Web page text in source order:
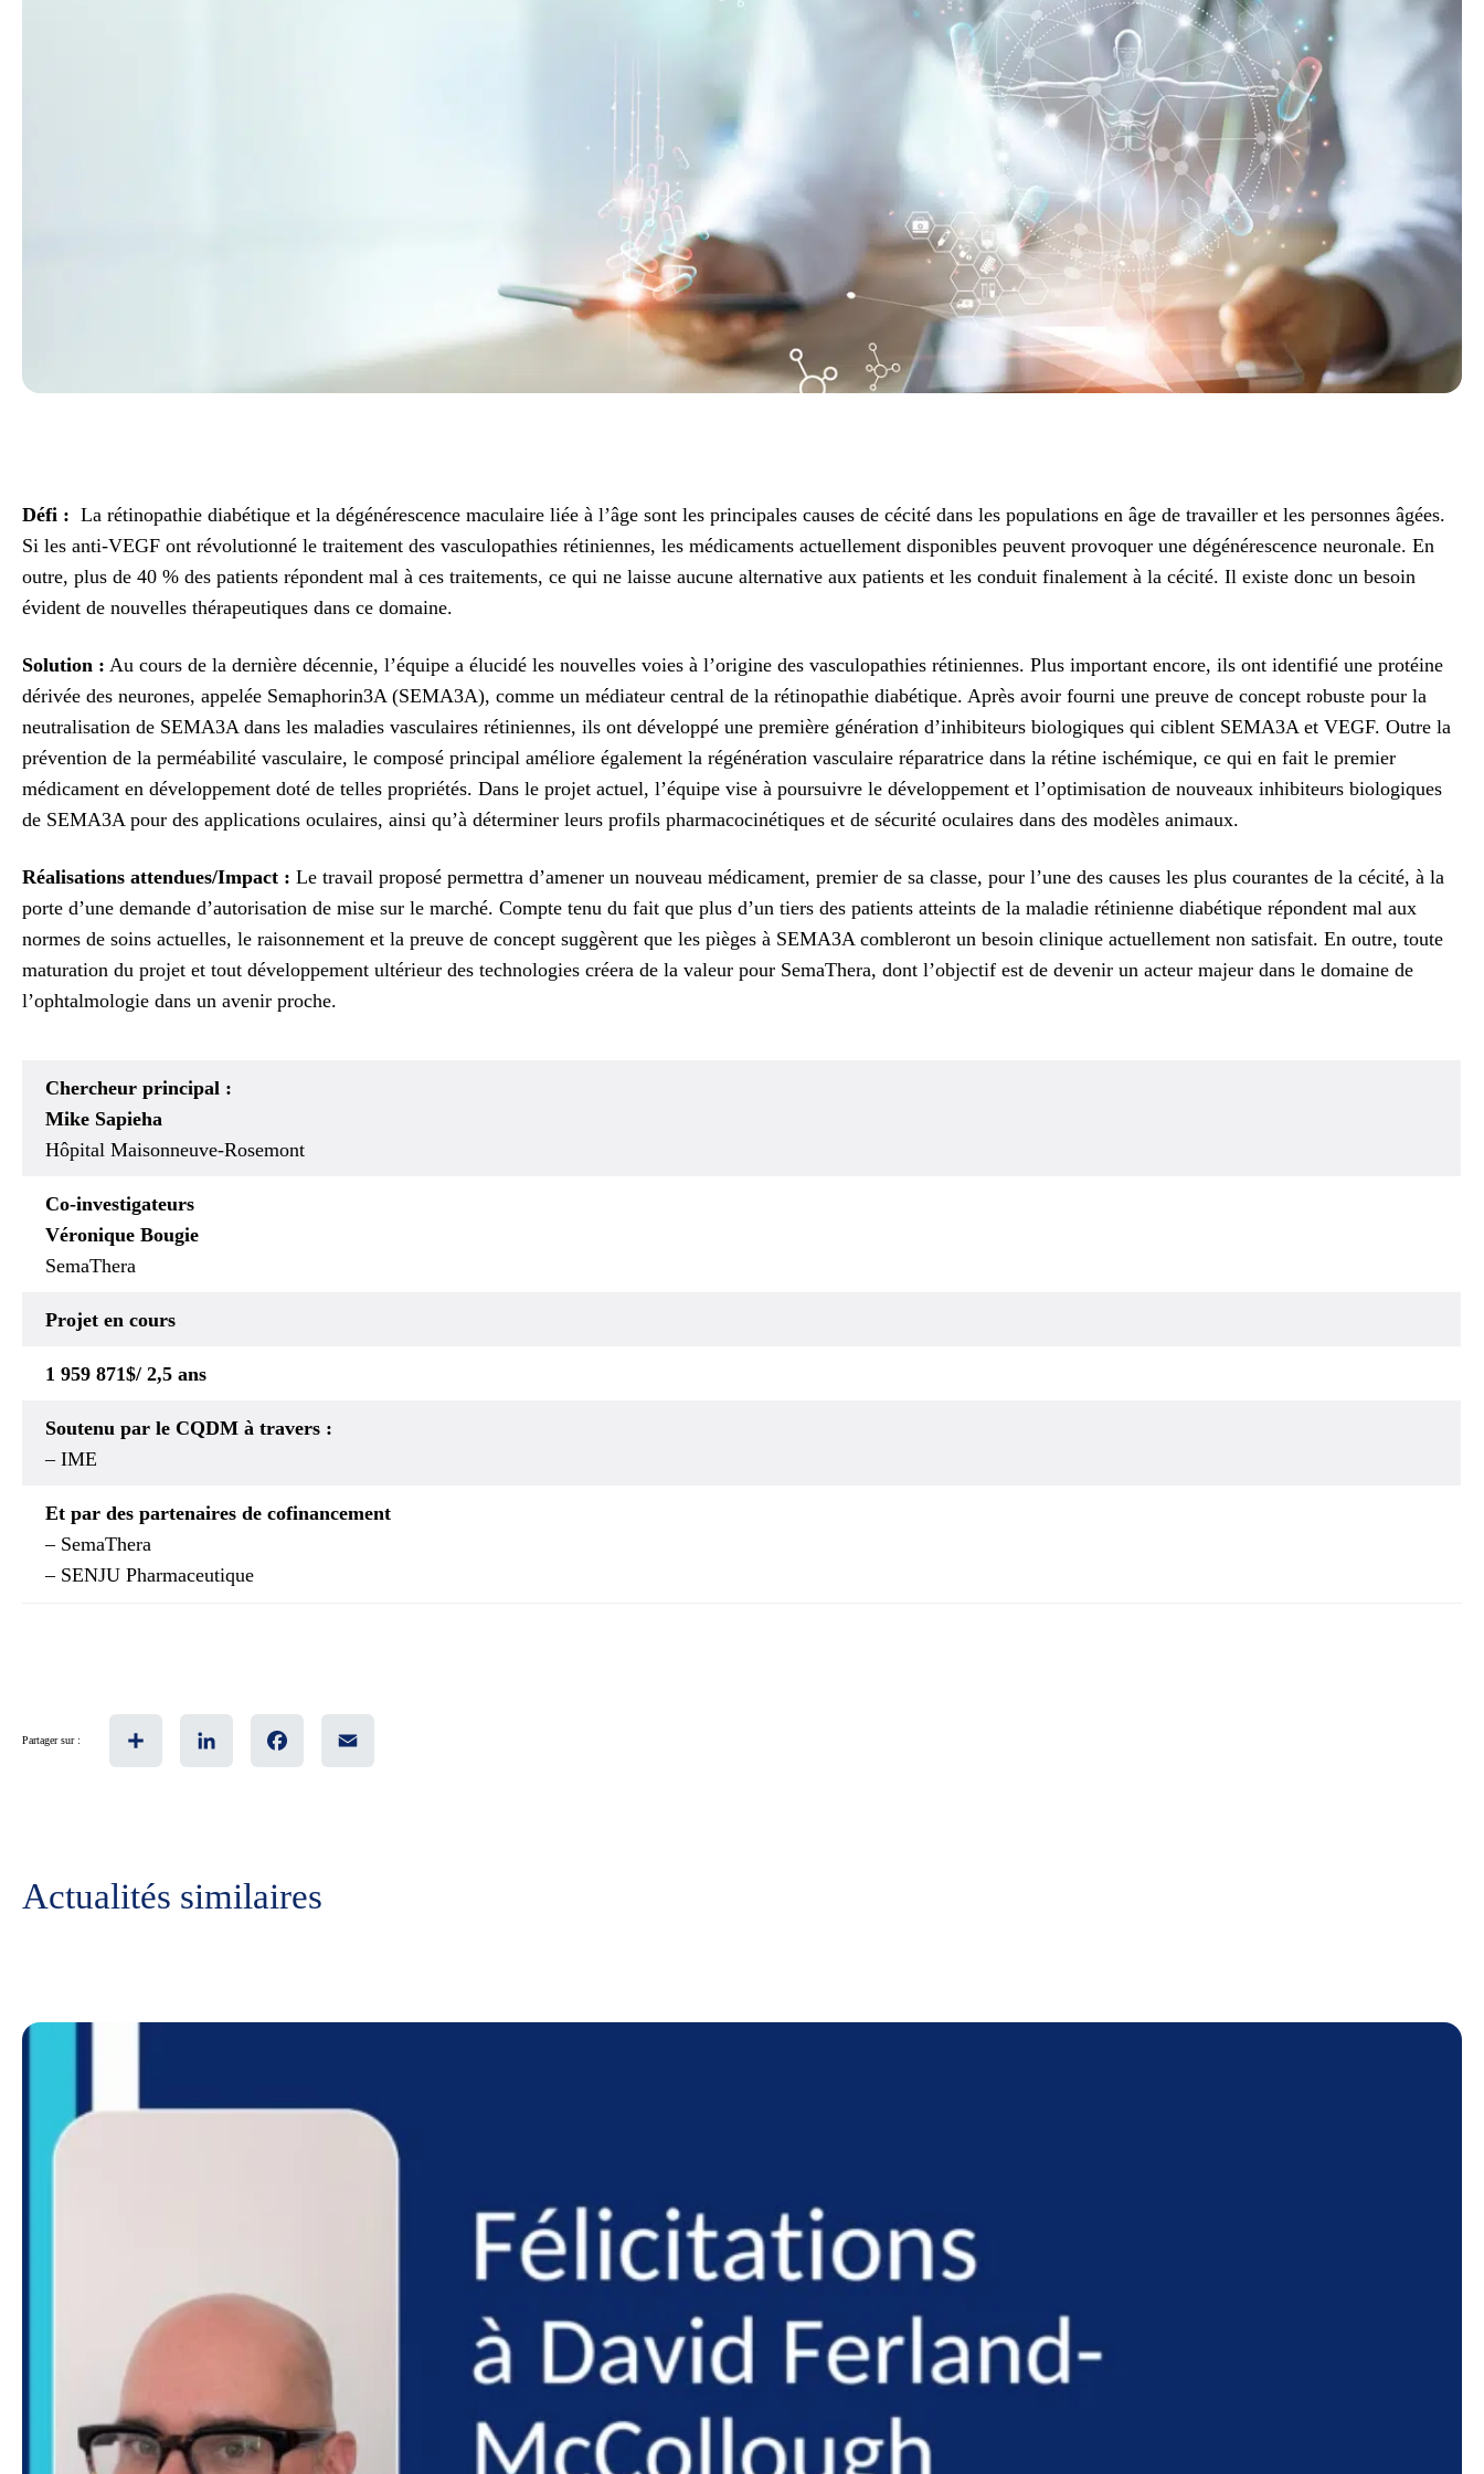
Défi : La rétinopathie diabétique et la dégénérescence maculaire liée à l’âge sont les principales causes de cécité dans les populations en âge de travailler et les personnes âgées.
Si les anti-VEGF ont révolutionné le traitement des vasculopathies rétiniennes, les médicaments actuellement disponibles peuvent provoquer une dégénérescence neuronale. En
outre, plus de 40 % des patients répondent mal à ces traitements, ce qui ne laisse aucune alternative aux patients et les conduit finalement à la cécité. Il existe donc un besoin
évident de nouvelles thérapeutiques dans ce domaine.
Solution : Au cours de la dernière décennie, l’équipe a élucidé les nouvelles voies à l’origine des vasculopathies rétiniennes. Plus important encore, ils ont identifié une protéine
dérivée des neurones, appelée Semaphorin3A (SEMA3A), comme un médiateur central de la rétinopathie diabétique. Après avoir fourni une preuve de concept robuste pour la
neutralisation de SEMA3A dans les maladies vasculaires rétiniennes, ils ont développé une première génération d’inhibiteurs biologiques qui ciblent SEMA3A et VEGF. Outre la
prévention de la perméabilité vasculaire, le composé principal améliore également la régénération vasculaire réparatrice dans la rétine ischémique, ce qui en fait le premier
médicament en développement doté de telles propriétés. Dans le projet actuel, l’équipe vise à poursuivre le développement et l’optimisation de nouveaux inhibiteurs biologiques
de SEMA3A pour des applications oculaires, ainsi qu’à déterminer leurs profils pharmacocinétiques et de sécurité oculaires dans des modèles animaux.
Réalisations attendues/Impact : Le travail proposé permettra d’amener un nouveau médicament, premier de sa classe, pour l’une des causes les plus courantes de la cécité, à la
porte d’une demande d’autorisation de mise sur le marché. Compte tenu du fait que plus d’un tiers des patients atteints de la maladie rétinienne diabétique répondent mal aux
normes de soins actuelles, le raisonnement et la preuve de concept suggèrent que les pièges à SEMA3A combleront un besoin clinique actuellement non satisfait. En outre, toute
maturation du projet et tout développement ultérieur des technologies créera de la valeur pour SemaThera, dont l’objectif est de devenir un acteur majeur dans le domaine de
l’ophtalmologie dans un avenir proche.
Chercheur principal :
Mike Sapieha
Hôpital Maisonneuve-Rosemont
Co-investigateurs
Véronique Bougie
SemaThera
Projet en cours
1 959 871$/ 2,5 ans
Soutenu par le CQDM à travers :
– IME
Et par des partenaires de cofinancement
– SemaThera
– SENJU Pharmaceutique
Partager sur :
Actualités similaires